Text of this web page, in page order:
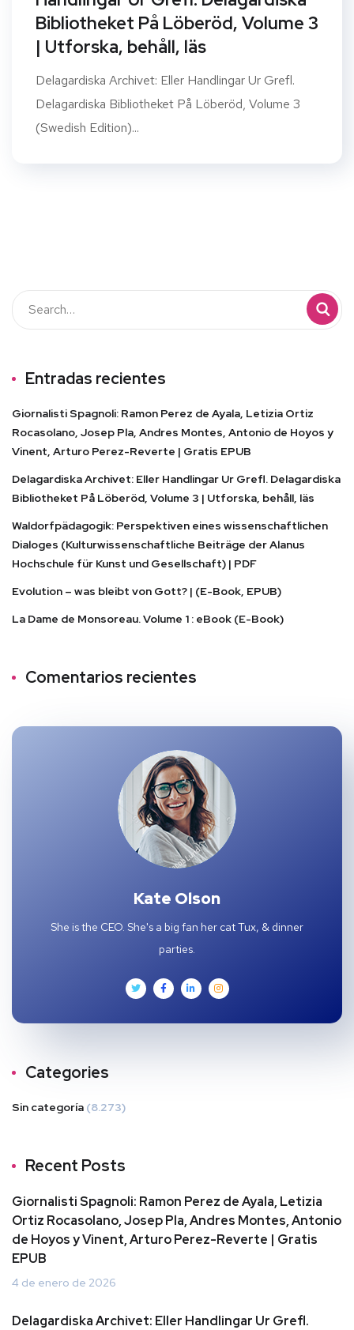
Bibliotheket På Löberöd, Volume 3
| Utforska, behåll, läs
Delagardiska Archivet: Eller Handlingar Ur Grefl.
Delagardiska Bibliotheket På Löberöd, Volume 3
(Swedish Edition)...
Entradas recientes
Giornalisti Spagnoli: Ramon Perez de Ayala, Letizia Ortiz
Rocasolano, Josep Pla, Andres Montes, Antonio de Hoyos y
Vinent, Arturo Perez-Reverte | Gratis EPUB
Delagardiska Archivet: Eller Handlingar Ur Grefl. Delagardiska
Bibliotheket På Löberöd, Volume 3 | Utforska, behåll, läs
Waldorfpädagogik: Perspektiven eines wissenschaftlichen
Dialoges (Kulturwissenschaftliche Beiträge der Alanus
Hochschule für Kunst und Gesellschaft) | PDF
Evolution – was bleibt von Gott? | (E-Book, EPUB)
La Dame de Monsoreau. Volume 1 : eBook (E-Book)
Comentarios recientes
Kate Olson
She is the CEO. She's a big fan her cat Tux, & dinner
parties.
Categories
Sin categoría (8.273)
Recent Posts
Giornalisti Spagnoli: Ramon Perez de Ayala, Letizia
Ortiz Rocasolano, Josep Pla, Andres Montes, Antonio
de Hoyos y Vinent, Arturo Perez-Reverte | Gratis
EPUB
4 de enero de 2026
Delagardiska Archivet: Eller Handlingar Ur Grefl.